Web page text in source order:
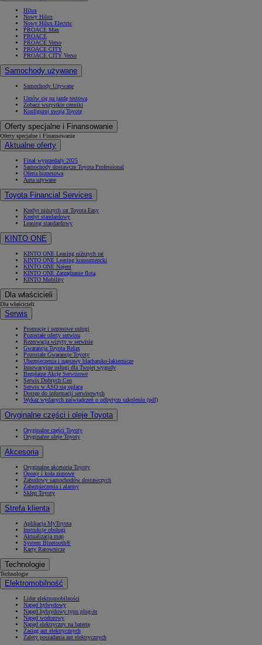
Hilux
Nowy Hilux
Nowy Hilux Electric
PROACE Max
PROACE
PROACE Verso
PROACE CITY
PROACE CITY Verso
Samochody używane
Samochody Używane
Umów się na jazdę testową
Zobacz wszystkie cenniki
Konfiguruj swoją Toyotę
Oferty specjalne i Finansowanie
Oferty specjalne i Finansowanie
Aktualne oferty
Finał wyprzedaży 2025
Samochody dostawcze Toyota Professional
Oferta biznesowa
Auta używane
Toyota Financial Services
Kredyt niższych rat Toyota Easy
Kredyt standardowy
Leasing standardowy
KINTO ONE
KINTO ONE Leasing niższych rat
KINTO ONE Leasing konsumencki
KINTO ONE Najem
KINTO ONE Zarządzanie flotą
KINTO Mobility
Dla właścicieli
Dla właścicieli
Serwis
Promocje i sezonowe usługi
Pozostałe oferty serwisu
Rezerwacja wizyty w serwisie
Gwarancja Toyota Relax
Pozostałe Gwarancje Toyoty
Ubezpieczenia i naprawy blacharsko-lakiernicze
Innowacyjne usługi dla Twojej wygody
Bezpłatne Akcje Serwisowe
Serwis Dobrych Cen
Serwis w ASO się opłaca
Dostęp do informacji serwisowych
Wykaz wydanych zaświadczeń o odbytym szkoleniu (pdf)
Oryginalne części i oleje Toyota
Oryginalne części Toyoty
Oryginalne oleje Toyoty
Akcesoria
Oryginalne akcesoria Toyoty
Opony i koła zimowe
Zabudowy samochodów dostawczych
Zabezpieczenia i alarmy
Sklep Toyoty
Strefa klienta
Aplikacja MyToyota
Instrukcje obsługi
Aktualizacja map
System Bluetooth®
Karty Ratownicze
Technologie
Technologie
Elektromobilność
Lider elektromobilności
Napęd hybrydowy
Napęd hybrydowy typu plug-in
Napęd wodorowy
Napęd elektryczny na baterię
Zasięg aut elektrycznych
Zalety posiadania aut elektrycznych